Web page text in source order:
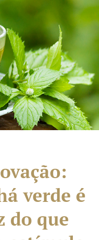
verde é
do que